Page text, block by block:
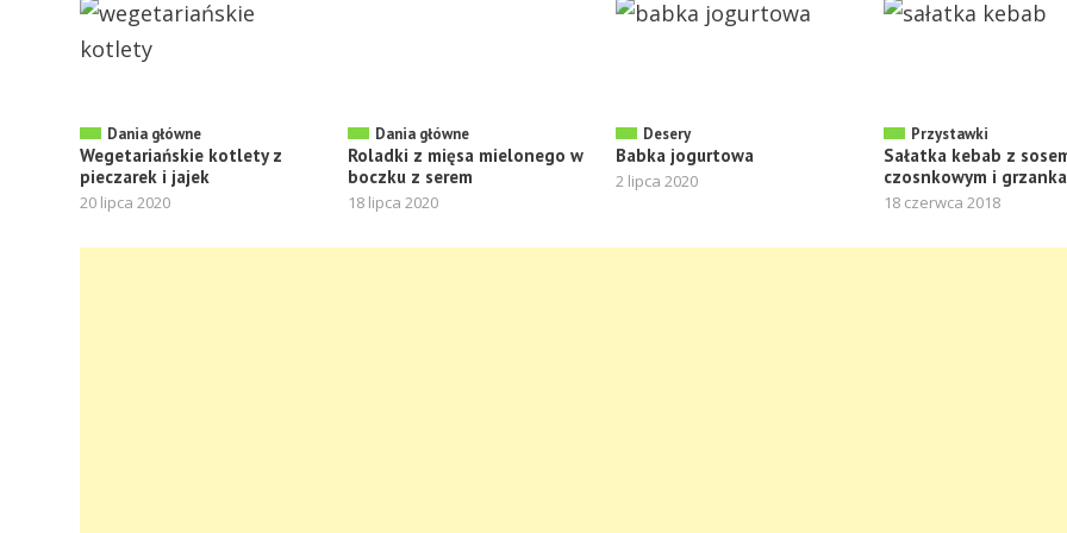
Dania główne
Wegetariańskie kotlety z
pieczarek i jajek
20 lipca 2020
Dania główne
Roladki z mięsa mielonego w
boczku z serem
18 lipca 2020
Desery
Babka jogurtowa
2 lipca 2020
Przystawki
Sałatka kebab z
czosnkowym i
18 czerwca 2018